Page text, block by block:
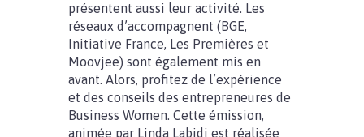
présentent aussi leur activité. Les
réseaux d’accompagnent (BGE,
Initiative France, Les Premières et
Moovjee) sont également mis en
avant. Alors, profitez de l’expérience
et des conseils des entrepreneures de
Business Women. Cette émission,
animée par Linda Labidi est réalisée